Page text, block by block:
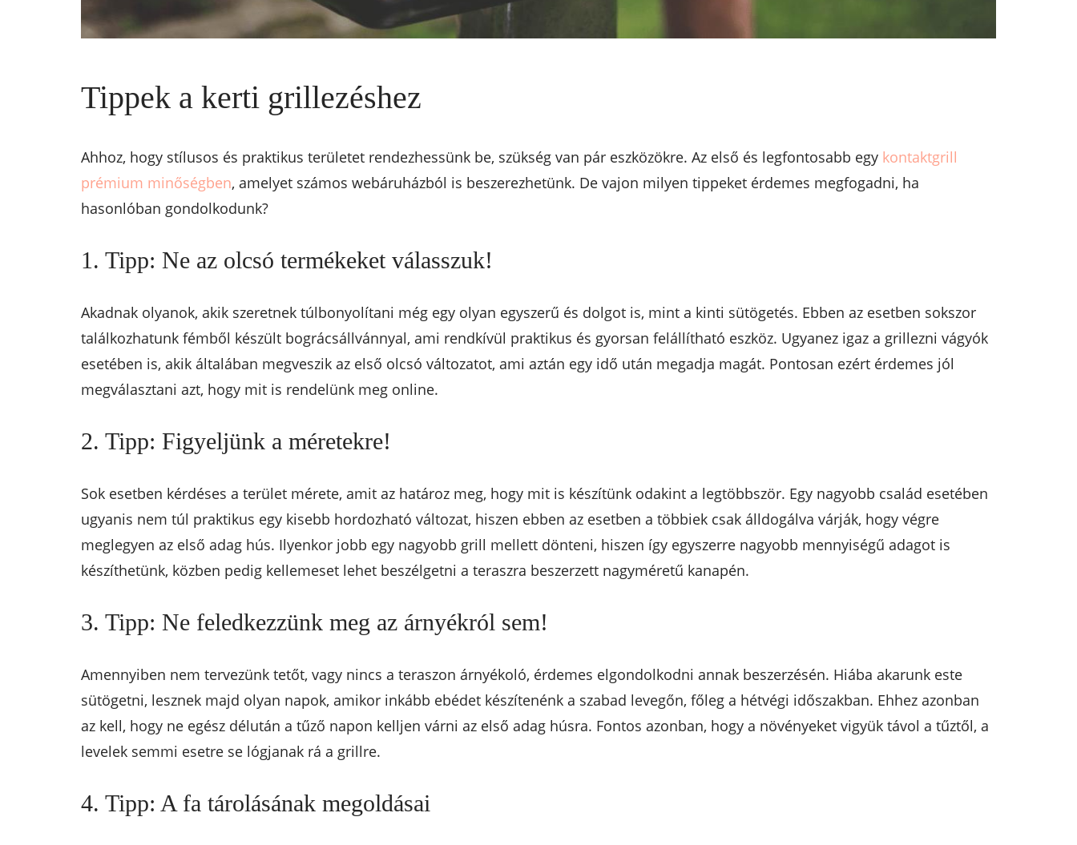
Tippek a kerti grillezéshez
Ahhoz, hogy stílusos és praktikus területet rendezhessünk be, szükség van pár eszközökre. Az első és legfontosabb egy kontaktgrill
prémium minőségben, amelyet számos webáruházból is beszerezhetünk. De vajon milyen tippeket érdemes megfogadni, ha
hasonlóban gondolkodunk?
1. Tipp: Ne az olcsó termékeket válasszuk!
Akadnak olyanok, akik szeretnek túlbonyolítani még egy olyan egyszerű és dolgot is, mint a kinti sütögetés. Ebben az esetben sokszor
találkozhatunk fémből készült bográcsállvánnyal, ami rendkívül praktikus és gyorsan felállítható eszköz. Ugyanez igaz a grillezni vágyók
esetében is, akik általában megveszik az első olcsó változatot, ami aztán egy idő után megadja magát. Pontosan ezért érdemes jól
megválasztani azt, hogy mit is rendelünk meg online.
2. Tipp: Figyeljünk a méretekre!
Sok esetben kérdéses a terület mérete, amit az határoz meg, hogy mit is készítünk odakint a legtöbbször. Egy nagyobb család esetében
ugyanis nem túl praktikus egy kisebb hordozható változat, hiszen ebben az esetben a többiek csak álldogálva várják, hogy végre
meglegyen az első adag hús. Ilyenkor jobb egy nagyobb grill mellett dönteni, hiszen így egyszerre nagyobb mennyiségű adagot is
készíthetünk, közben pedig kellemeset lehet beszélgetni a teraszra beszerzett nagyméretű kanapén.
3. Tipp: Ne feledkezzünk meg az árnyékról sem!
Amennyiben nem tervezünk tetőt, vagy nincs a teraszon árnyékoló, érdemes elgondolkodni annak beszerzésén. Hiába akarunk este
sütögetni, lesznek majd olyan napok, amikor inkább ebédet készítenénk a szabad levegőn, főleg a hétvégi időszakban. Ehhez azonban
az kell, hogy ne egész délután a tűző napon kelljen várni az első adag húsra. Fontos azonban, hogy a növényeket vigyük távol a tűztől, a
levelek semmi esetre se lógjanak rá a grillre.
4. Tipp: A fa tárolásának megoldásai